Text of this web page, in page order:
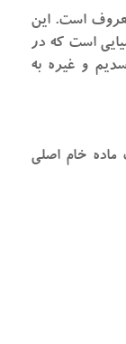
است. این
است که در
و غیره به
خام اصلی